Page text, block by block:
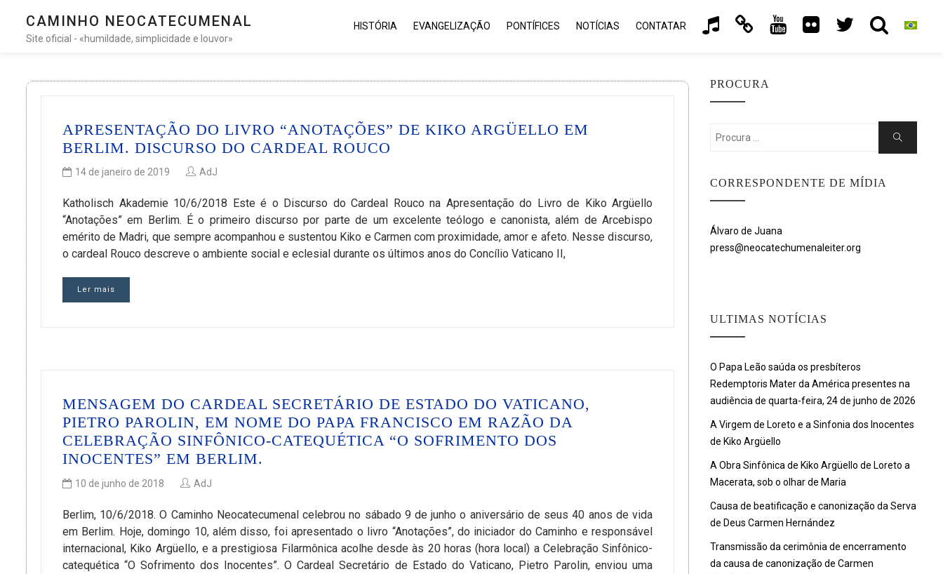
CAMINHO NEOCATECUMENAL
Site oficial - «humildade, simplicidade e louvor»
HISTÓRIA EVANGELIZAÇÃO PONTÍFICES NOTÍCIAS CONTATAR
APRESENTAÇÃO DO LIVRO “ANOTAÇÕES” DE KIKO ARGÜELLO EM
BERLIM. DISCURSO DO CARDEAL ROUCO
14 de janeiro de 2019 AdJ
Katholisch Akademie 10/6/2018 Este é o Discurso do Cardeal Rouco na Apresentação do Livro de Kiko Argüello
“Anotações” em Berlim. É o primeiro discurso por parte de um excelente teólogo e canonista, além de Arcebispo
emérito de Madri, que sempre acompanhou e sustentou Kiko e Carmen com proximidade, amor e afeto. Nesse discurso,
o cardeal Rouco descreve o ambiente social e eclesial durante os últimos anos do Concílio Vaticano II,
Ler mais
MENSAGEM DO CARDEAL SECRETÁRIO DE ESTADO DO VATICANO,
PIETRO PAROLIN, EM NOME DO PAPA FRANCISCO EM RAZÃO DA
CELEBRAÇÃO SINFÔNICO-CATEQUÉTICA “O SOFRIMENTO DOS
INOCENTES” EM BERLIM.
10 de junho de 2018 AdJ
Berlim, 10/6/2018. O Caminho Neocatecumenal celebrou no sábado 9 de junho o aniversário de seus 40 anos de vida
em Berlim. Hoje, domingo 10, além disso, foi apresentado o livro “Anotações”, do iniciador do Caminho e responsável
internacional, Kiko Argüello, e a prestigiosa Filarmônica acolhe desde às 20 horas (hora local) a Celebração Sinfônico-
catequética “O Sofrimento dos Inocentes”. O Cardeal Secretário de Estado do Vaticano, Pietro Parolin, enviou uma
PROCURA
Search
Search
CORRESPONDENTE DE MÍDIA
Álvaro de Juana
press@neocatechumenaleiter.org
ULTIMAS NOTÍCIAS
O Papa Leão saúda os presbíteros
Redemptoris Mater da América presentes na
audiência de quarta-feira, 24 de junho de 2026
A Virgem de Loreto e a Sinfonia dos Inocentes
de Kiko Argüello
A Obra Sinfônica de Kiko Argüello de Loreto a
Macerata, sob o olhar de Maria
Causa de beatificação e canonização da Serva
de Deus Carmen Hernández
Transmissão da cerimônia de encerramento
da causa de canonização de Carmen